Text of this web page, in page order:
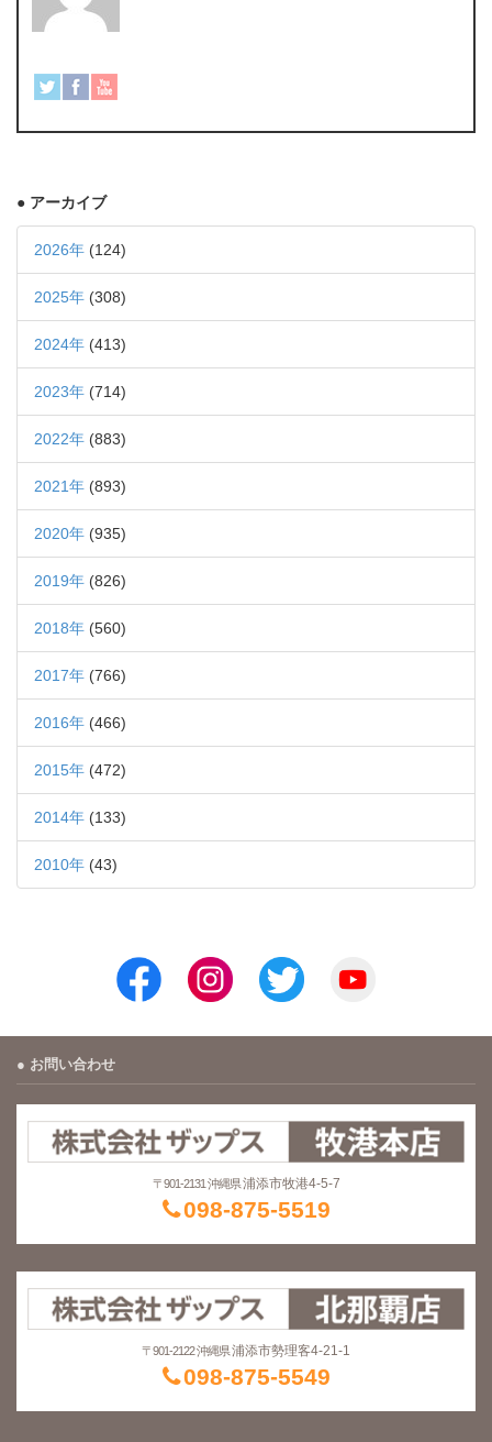
● アーカイブ
2026年 (124)
2025年 (308)
2024年 (413)
2023年 (714)
2022年 (883)
2021年 (893)
2020年 (935)
2019年 (826)
2018年 (560)
2017年 (766)
2016年 (466)
2015年 (472)
2014年 (133)
2010年 (43)
お問い合わせ
〒901-2131 沖縄県 浦添市牧港4-5-7
098-875-5519
〒901-2122 沖縄県浦添市勢理客4-21-1
098-875-5549